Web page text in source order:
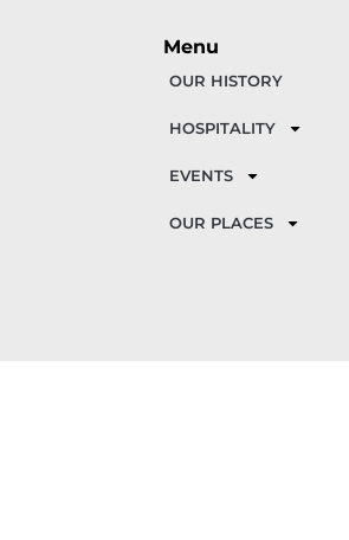
Menu
OUR HISTORY
HOSPITALITY
EVENTS
OUR PLACES